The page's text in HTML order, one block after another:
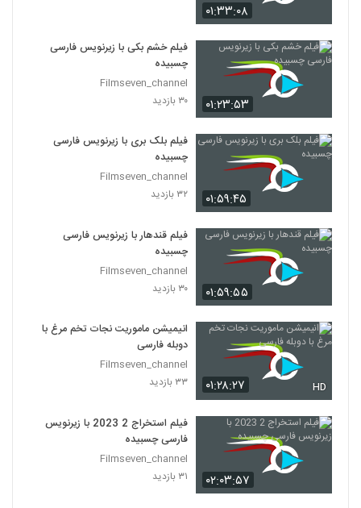
۰۱:۳۳:۰۸
۰۱:۲۳:۵۳
فیلم خشم بکی با زیرنویس فارسی
چسبیده
Filmseven_channel
۳۰ بازدید
۰۱:۵۹:۴۵
فیلم بلک بری با زیرنویس فارسی
چسبیده
Filmseven_channel
۳۲ بازدید
۰۱:۵۹:۵۵
فیلم قندهار با زیرنویس فارسی
چسبیده
Filmseven_channel
۳۰ بازدید
۰۱:۲۸:۲۷ HD
انیمیشن ماموریت نجات تخم مرغ با
دوبله فارسی
Filmseven_channel
۳۳ بازدید
۰۲:۰۳:۵۷
فیلم استخراج 2 2023 با زیرنویس
فارسی چسبیده
Filmseven_channel
۳۱ بازدید